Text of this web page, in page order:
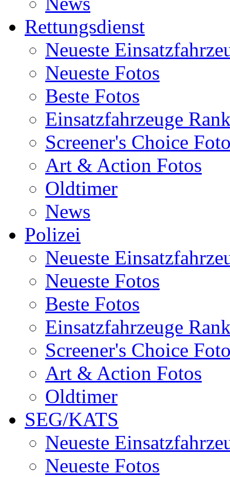
Rettungsdienst
Neueste
Neueste Fotos
Beste Fotos
Einsatzfahrzeuge
Screener's Choice
Art & Action Fotos
Oldtimer
News
Polizei
Neueste
Neueste Fotos
Beste Fotos
Einsatzfahrzeuge
Screener's Choice
Art & Action Fotos
Oldtimer
SEG/KATS
Neueste
Neueste Fotos